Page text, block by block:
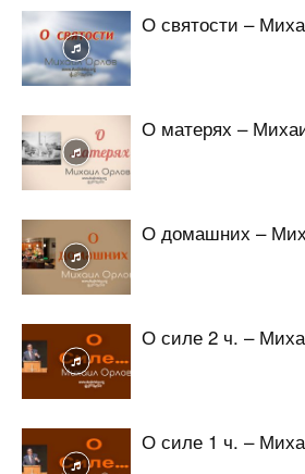
О святости –
О матерях –
О домашних –
О силе 2 ч. –
О силе 1 ч. –